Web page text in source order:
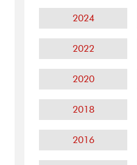
2024
2022
2020
2018
2016